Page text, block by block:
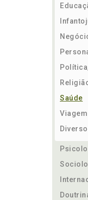
Saúde